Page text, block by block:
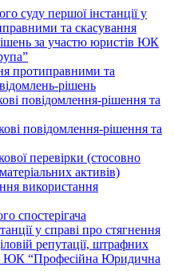
суду першої інстанції у
та скасування
за участю юристів ЮК
протиправними та
рішень
повідомлення-рішення та
повідомлення-рішення та
перевірки (стосовно
активів)
використання
спостерігача
у справі про стягнення
репутації, штрафних
ЮК “Професійна Юридична